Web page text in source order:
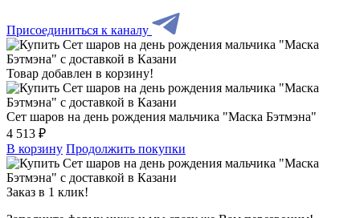
Присоединиться к каналу
Товар добавлен в корзину!
Сет шаров на день рождения мальчика "Маска Бэтмэна"
4 513 ₽
В корзину Продолжить покупки
Заказ в 1 клик!